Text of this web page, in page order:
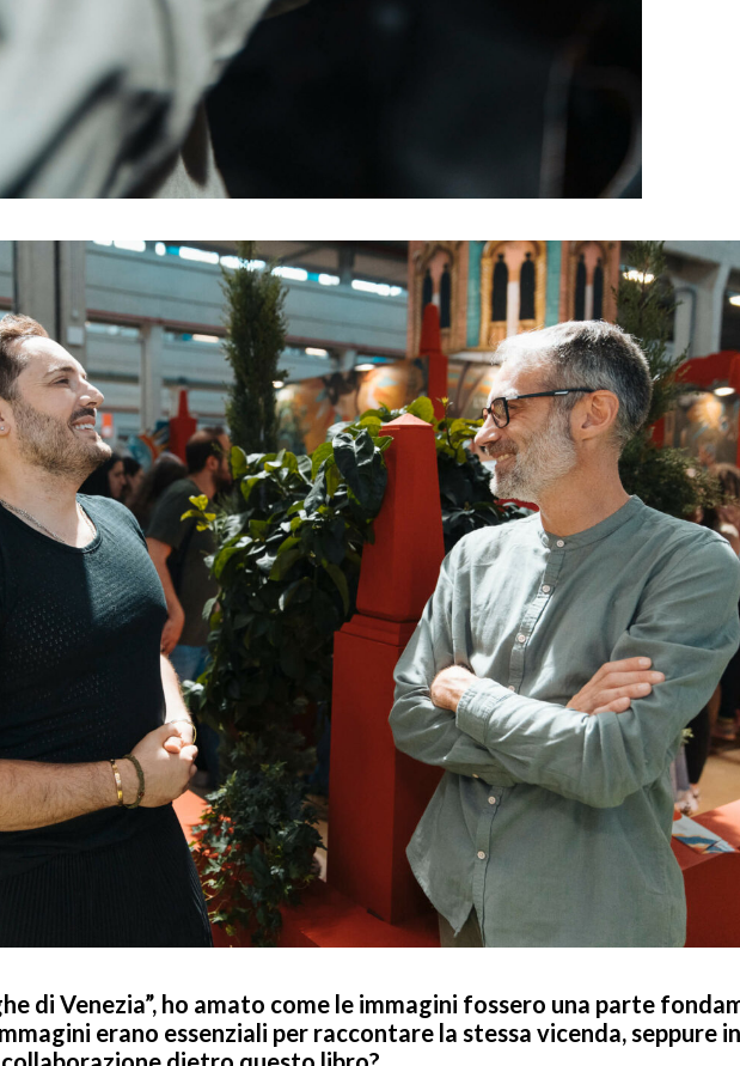
di Venezia”, ho amato come le immagini fossero una parte
erano essenziali per raccontare la stessa vicenda, seppure